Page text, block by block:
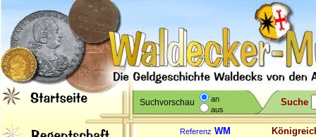
Suchvorschau
an
aus
Suche
Referenz WM